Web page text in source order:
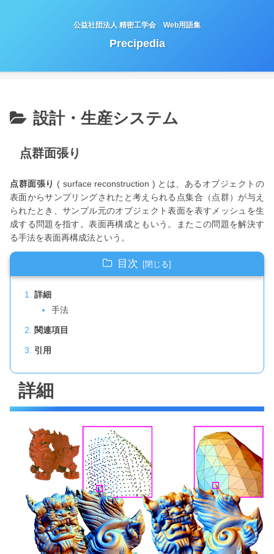
公益社団法人 精密工学会 Web用語集
Precipedia
設計・生産システム
点群面張り
点群面張り ( surface reconstruction ) とは、あるオブジェクトの
表面からサンプリングされたと考えられる点集合（点群）が与え
られたとき、サンプル元のオブジェクト表面を表すメッシュを生
成する問題を指す。表面再構成ともいう。またこの問題を解決す
る手法を表面再構成法という。
目次
詳細
手法
関連項目
引用
詳細